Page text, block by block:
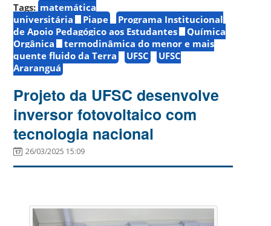
Tags: matemática
universitária
Piape
Programa Institucional
de Apoio Pedagógico aos Estudantes
Química
Orgânica
termodinâmica do menor e mais
quente fluido da Terra
UFSC
UFSC
Araranguá
Projeto da UFSC desenvolve
inversor fotovoltaico com
tecnologia nacional
26/03/2025 15:09